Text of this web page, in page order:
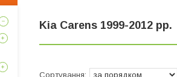
Kia Carens 1999-2012 рр.